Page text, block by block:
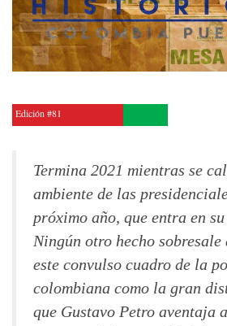
Edición #81
Termina 2021 mientras se
ambiente de las
próximo año, que entra en
Ningún otro hecho sobresale
este convulso cuadro de la
colombiana como la gran
que Gustavo Petro aventaja